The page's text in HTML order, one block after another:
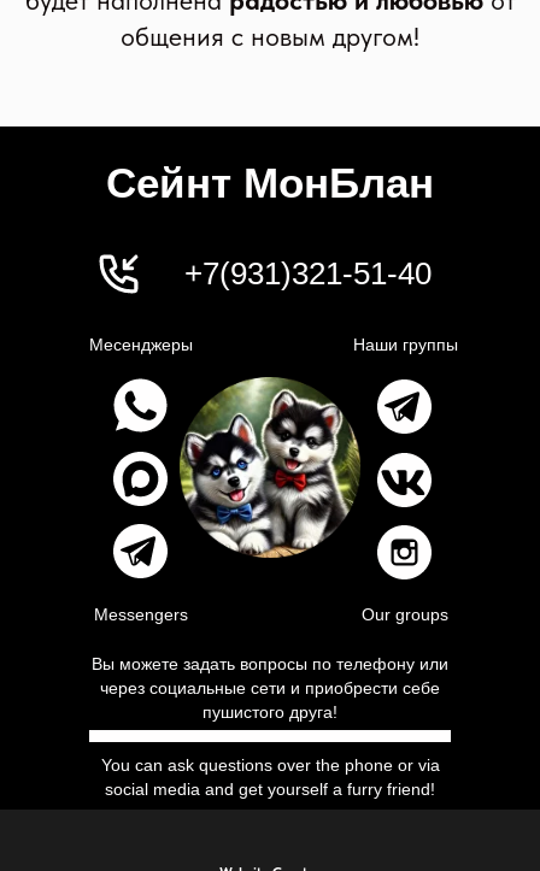
общения с новым другом!
Сейнт МонБлан
+7(931)321-51-40
Месенджеры
Вы можете задать вопросы по телефону или
через социальные сети и приобрести себе
пушистого друга!
You can ask questions over the phone or via
social media and get yourself a furry friend!
Наши группы
Our groups
Messengers